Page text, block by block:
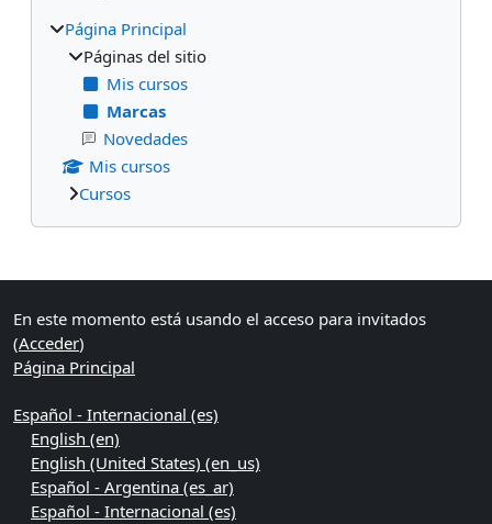
Página Principal
Páginas del sitio
Mis cursos
Marcas
Novedades
Mis cursos
Cursos
Bloques suplementarios
En este momento está usando el acceso para invitados
(Acceder)
Página Principal
Español - Internacional ‎(es)‎
English ‎(en)‎
English (United States) ‎(en_us)‎
Español - Argentina ‎(es_ar)‎
Español - Internacional ‎(es)‎